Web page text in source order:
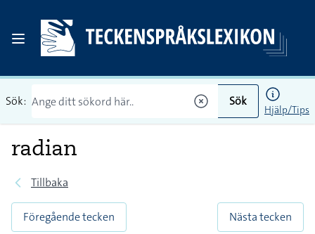
Sök: Sök
Hjälp/Tips
radian
Tillbaka
Föregående tecken
Nästa tecken